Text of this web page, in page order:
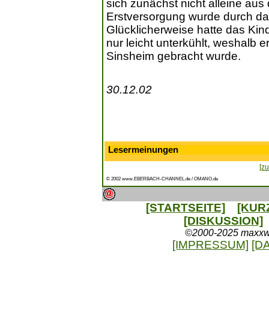
sich zunächst nicht alleine
Erstversorgung wurde durch
Glücklicherweise hatte das
nur leicht unterkühlt, weshalb
Sinsheim gebracht wurde.
30.12.02
Lesermeinungen
© 2002 www.EBERBACH-CHANNEL.de / OMANO.de
[STARTSEITE]
[DISKUSSION]
©2000-2025
[IMPRESSUM]